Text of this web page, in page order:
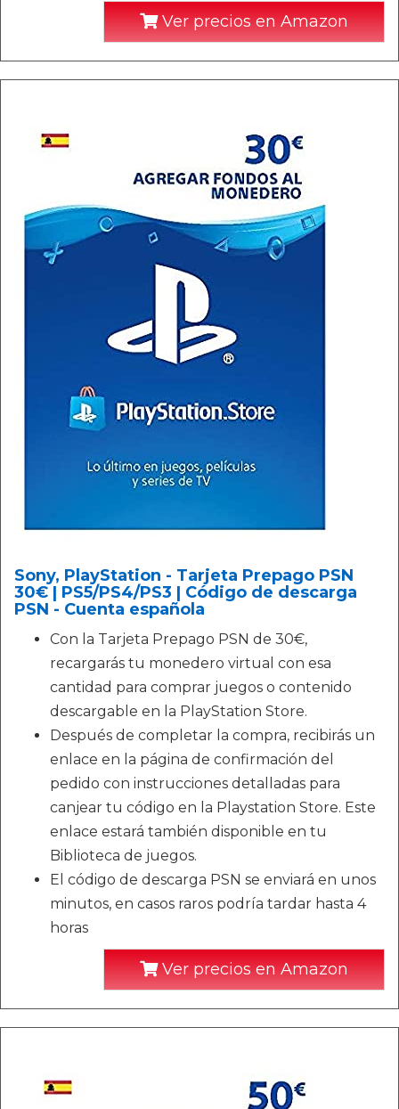
Ver precios en Amazon
Sony, PlayStation - Tarjeta Prepago PSN
30€ | PS5/PS4/PS3 | Código de descarga
PSN - Cuenta española
Con la Tarjeta Prepago PSN de 30€,
recargarás tu monedero virtual con esa
cantidad para comprar juegos o contenido
descargable en la PlayStation Store.
Después de completar la compra, recibirás un
enlace en la página de confirmación del
pedido con instrucciones detalladas para
canjear tu código en la Playstation Store. Este
enlace estará también disponible en tu
Biblioteca de juegos.
El código de descarga PSN se enviará en unos
minutos, en casos raros podría tardar hasta 4
horas
Ver precios en Amazon